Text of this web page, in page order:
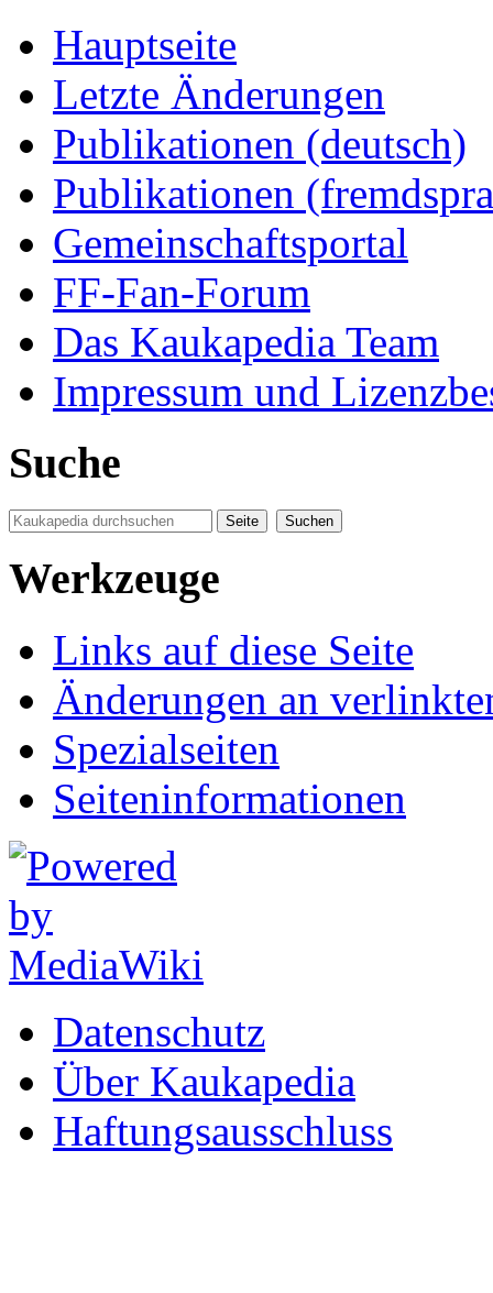
Hauptseite
Letzte Änderungen
Publikationen (deutsch)
Publikationen
Gemeinschaftsportal
FF-Fan-Forum
Das Kaukapedia Team
Impressum und
Suche
Werkzeuge
Links auf diese Seite
Änderungen an
Spezialseiten
Seiten­informationen
Datenschutz
Über Kaukapedia
Haftungsausschluss